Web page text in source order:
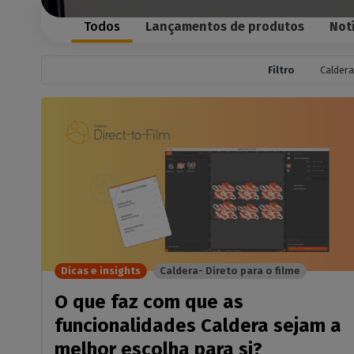
Licenças
CalderaRIP e
A sua solução
DTF - SOFTWARE
de DTF
Caldera
Software RIP
DTG
Gerir
Todos Lançamentos de produtos
Filtro
O que faz com que as
funcionalidades Caldera sejam a
melhor escolha para si?
Dicas e insights Caldera- Direto para o filme